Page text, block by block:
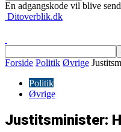
En adgangskode vil blive
Ditoverblik.dk
Forside Politik Øvrige
Politik
Øvrige
Justitsminister: